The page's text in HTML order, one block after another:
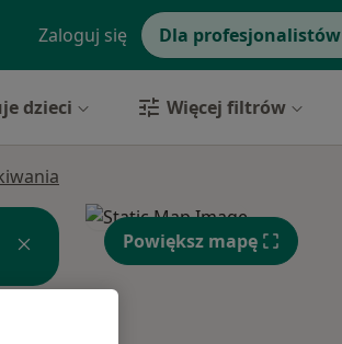
Zaloguj się Dla profesjonalistów
dzieci Więcej filtrów
Powiększ mapę